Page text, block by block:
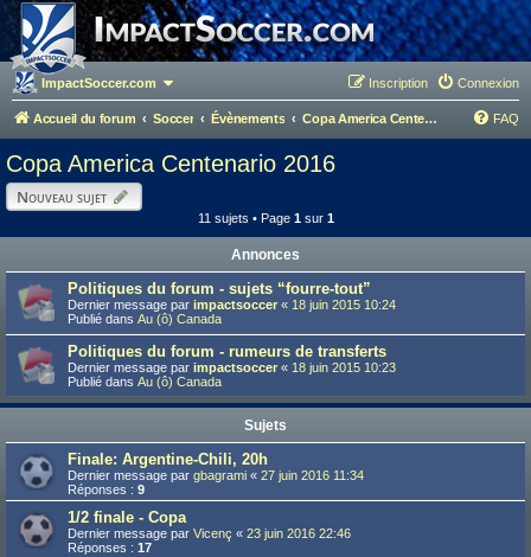
ImpactSoccer.com Connexion
Inscription
Accueil du forum Soccer Évènements Copa America Centenario 2016 FAQ
Copa America Centenario 2016
Nouveau sujet
11 sujets • Page 1sur 1
Annonces
Politiques du forum - sujets “fourre-tout”
Dernier message par impactsoccer « 18 juin 2015 10:24
Publié dans Au (ô) Canada
Politiques du forum - rumeurs de transferts
Dernier message par impactsoccer « 18 juin 2015 10:23
Publié dans Au (ô) Canada
Sujets
Finale: Argentine-Chili, 20h
Dernier message par gbagrami « 27 juin 2016 11:34
Réponses : 9
1/2 finale - Copa
Dernier message par Vicenç « 23 juin 2016 22:46
Réponses : 17